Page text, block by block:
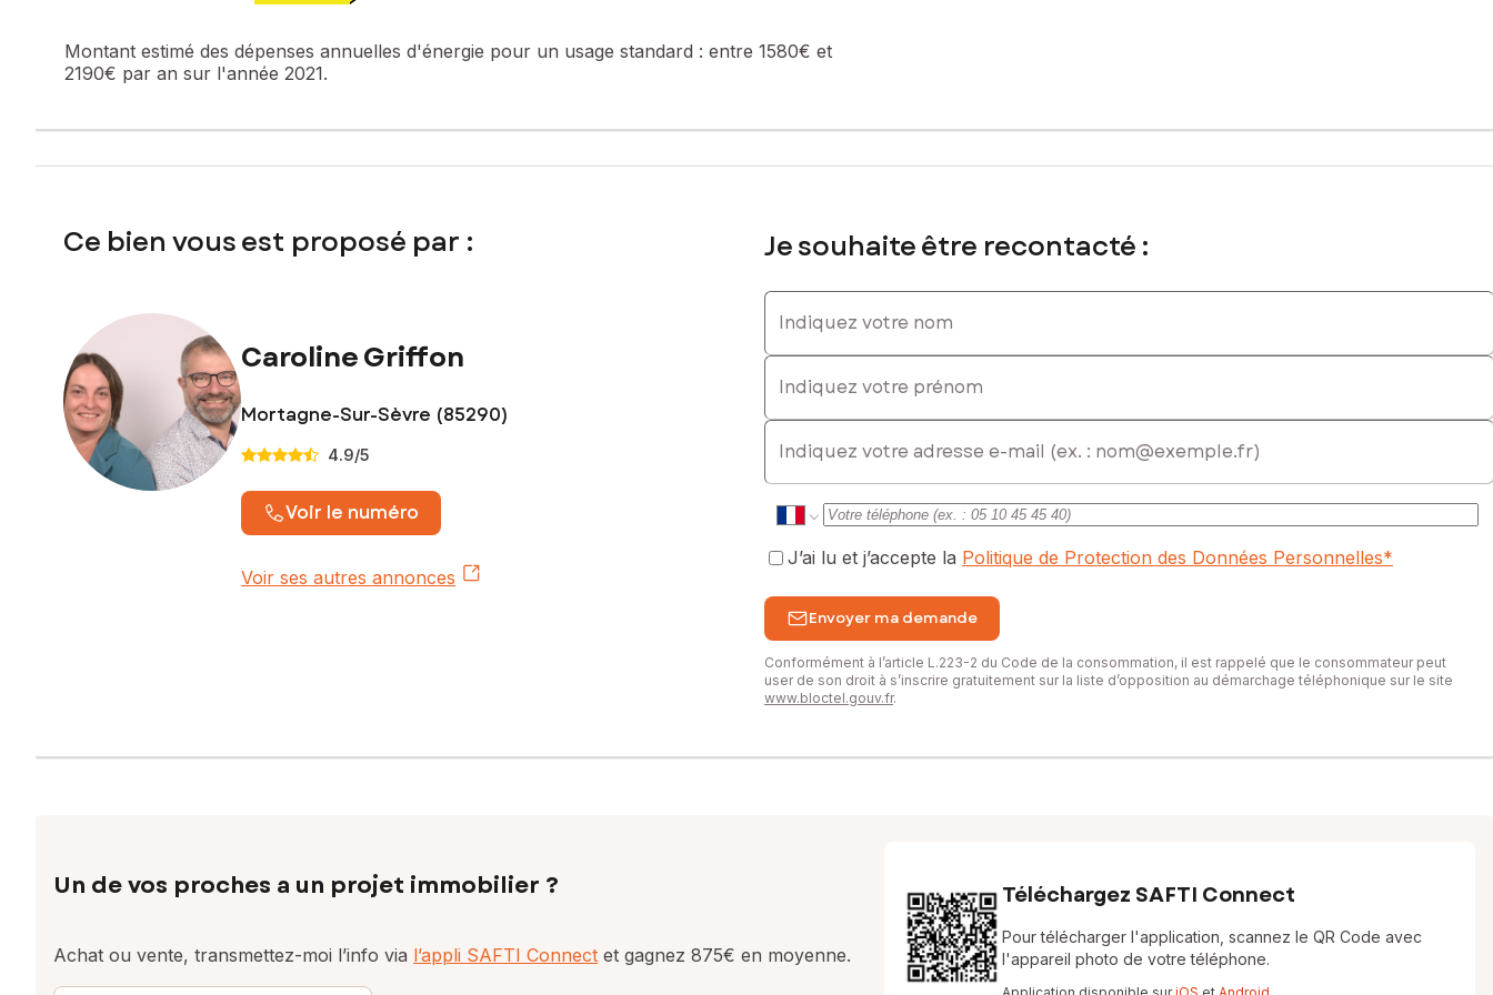
Montant estimé des dépenses annuelles d'énergie pour un usage standard : entre 1580€ et
2190€ par an sur l'année 2021.
Ce bien vous est proposé par :
Caroline Griffon
Mortagne-Sur-Sèvre (85290)
4.9/5
Voir le numéro
Voir ses autres annonces
Je souhaite être recontacté :
Indiquez votre nom
Indiquez votre prénom
E-mail
J’ai lu et j’accepte la Politique de Protection des Données Personnelles*
Envoyer ma demande
Conformément à l’article L.223-2 du Code de la consommation, il est rappelé que le consommateur peut
user de son droit à s’inscrire gratuitement sur la liste d’opposition au démarchage téléphonique sur le site
www.bloctel.gouv.fr.
Un de vos proches a un projet immobilier ?
Achat ou vente, transmettez-moi l’info via l’appli SAFTI Connect et gagnez 875€ en moyenne.
Téléchargez SAFTI Connect
Pour télécharger l'application, scannez le QR Code avec
l'appareil photo de votre téléphone.